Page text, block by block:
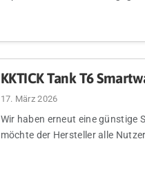
KKTICK Tank T6
17. März 2026
Wir haben erneut eine günstige
möchte der Hersteller alle